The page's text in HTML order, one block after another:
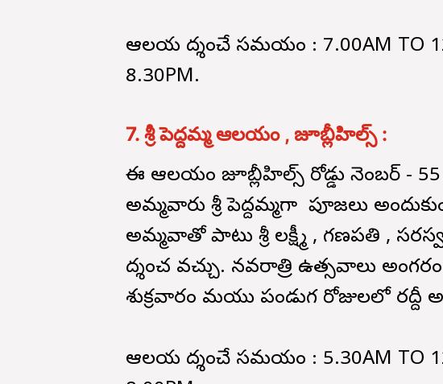
ఆలయ దర్శించే సమయం : 7.00AM TO
8.30PM.
7. శ్రీ పెద్దమ్మ ఆలయం , జూబ్లీహిల్స్ :
ఈ ఆలయం జూబ్లీహిల్స్ రోడ్డు నెంబర్ -
అమ్మవారు శ్రీ పెద్దమ్మగా పూజలు
అమ్మవారితో పాటు శ్రీ లక్ష్మీ , గణపతి ,
దర్శించ వచ్చు. నవరాత్రి ఉత్సవాలు
శుక్రవారం మరియు పండుగ రోజులలో రద్దీ
ఆలయ దర్శించే సమయం : 5.30AM TO